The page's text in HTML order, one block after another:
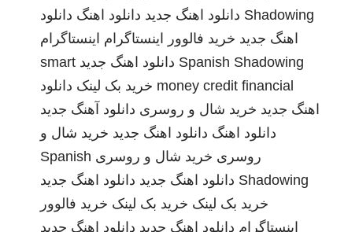
Shadowing دانلود اهنگ جدید دانلود اهنگ دانلود
اهنگ جدید خرید فالوور اینستاگرام اینستاگرام
Spanish Shadowing دانلود اهنگ جدید smart
money credit financial خرید بک لینک دانلود
اهنگ جدید خرید شال و روسری دانلود آهنگ جدید
دانلود اهنگ دانلود اهنگ جدید خرید شال و
روسری خرید شال و روسری Spanish
Shadowing دانلود اهنگ جدید دانلود اهنگ جدید
خرید بک لینک خرید بک لینک خرید فالوور
اینستاگرام دانلود اهنگ جدید دانلود اهنگ جدید